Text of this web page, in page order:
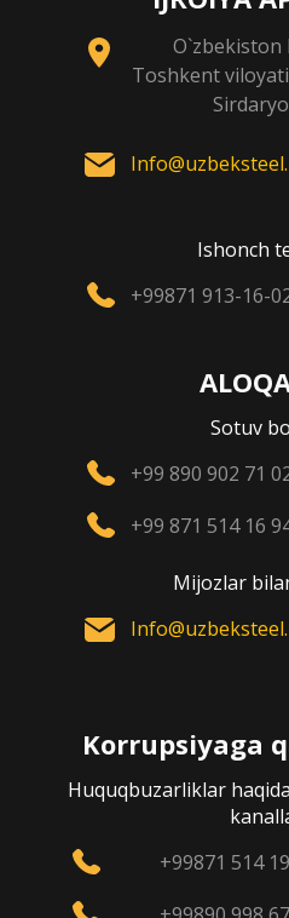
O`zbekiston
Toshkent
Ishonch
+99871 913-16-
Sotuv
+99 890 902 71
+99 871 514 16
Mijozlar
Korrupsiyaga
Huquqbuzarliklar
+99871 514